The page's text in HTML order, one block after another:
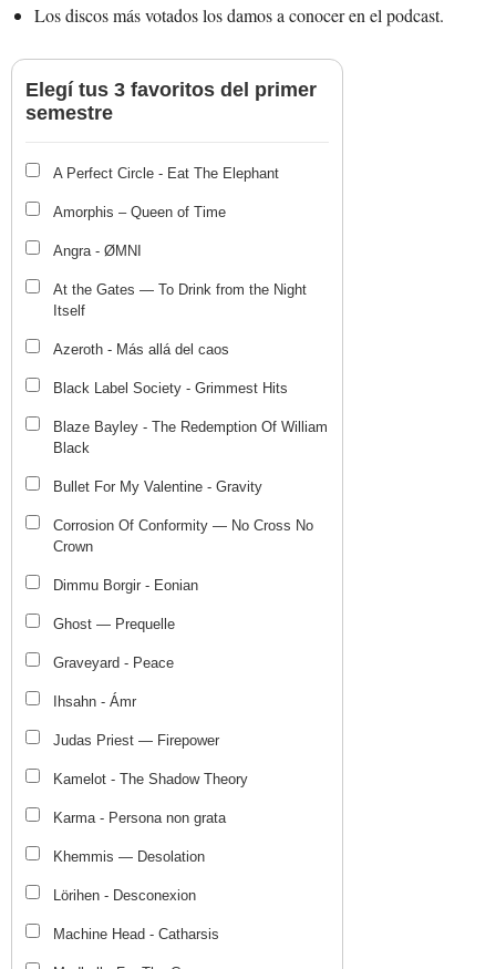
Los discos más votados los damos a conocer en el podcast.
Elegí tus 3 favoritos del primer
semestre
A Perfect Circle - Eat The Elephant
Amorphis – Queen of Time
Angra - ØMNI
At the Gates — To Drink from the Night
Itself
Azeroth - Más allá del caos
Black Label Society - Grimmest Hits
Blaze Bayley - The Redemption Of William
Black
Bullet For My Valentine - Gravity
Corrosion Of Conformity — No Cross No
Crown
Dimmu Borgir - Eonian
Ghost — Prequelle
Graveyard - Peace
Ihsahn - Ámr
Judas Priest — Firepower
Kamelot - The Shadow Theory
Karma - Persona non grata
Khemmis — Desolation
Lörihen - Desconexion
Machine Head - Catharsis